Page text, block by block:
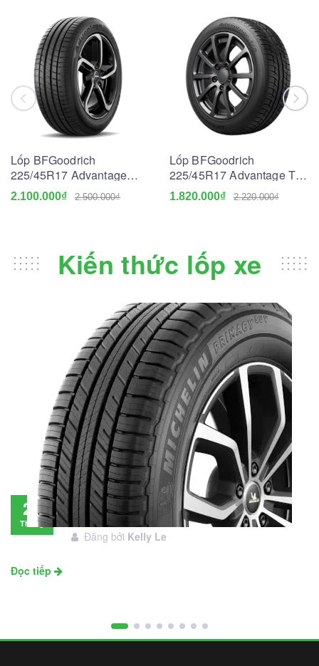
Lốp BFGoodrich
225/45R17 Advantage
Touring
2.100.000₫ 2.500.000₫
Lốp BFGoodrich
225/45R17 Advantage T/A
Drive Go
1.820.000₫ 2.220.000₫
Kiến thức lốp xe
28
Tháng
Đánh giá lốp Michelin Primacy SUV: Đáng
đầu tư không?
Đăng bởi Kelly Le
Đọc tiếp